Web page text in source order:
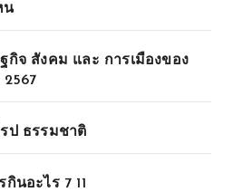
น
กิจ สังคม และ การเมืองของ
ป ธรรมชาติ
นอะไร 7 11